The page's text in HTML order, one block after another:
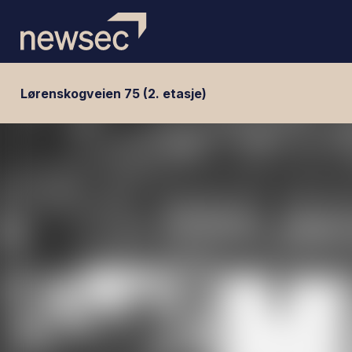
Lørenskogveien 75 (2. etasje)